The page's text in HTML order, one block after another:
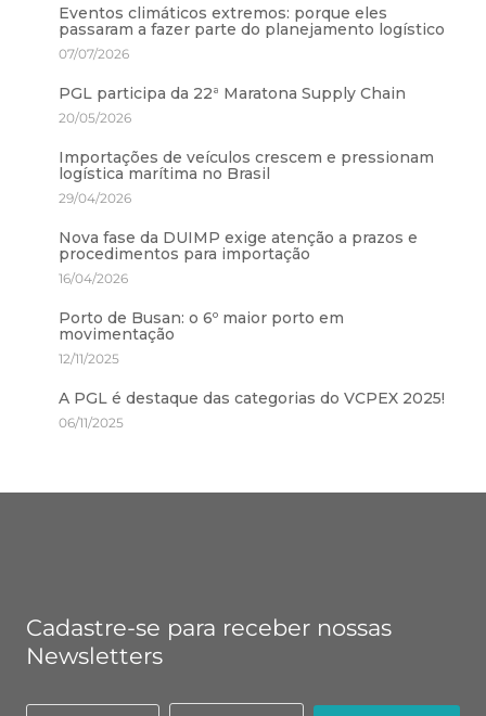
Eventos climáticos extremos: porque eles
passaram a fazer parte do planejamento logístico
07/07/2026
PGL participa da 22ª Maratona Supply Chain
20/05/2026
Importações de veículos crescem e pressionam
logística marítima no Brasil
29/04/2026
Nova fase da DUIMP exige atenção a prazos e
procedimentos para importação
16/04/2026
Porto de Busan: o 6º maior porto em
movimentação
12/11/2025
A PGL é destaque das categorias do VCPEX 2025!
06/11/2025
Cadastre-se para receber nossas
Newsletters